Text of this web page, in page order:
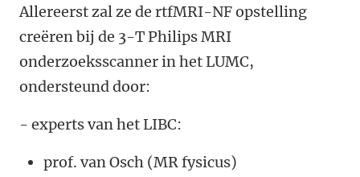
Allereerst zal ze de rtfMRI-NF opstelling
creërenbij de 3-T Philips MRI
onderzoeksscanner in het LUMC,
ondersteund door:
- experts van het LIBC:
prof. van Osch (MR fysicus)